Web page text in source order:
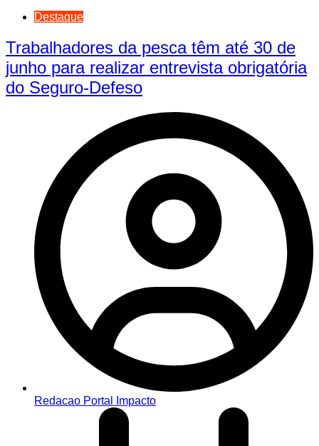
Destaque
Trabalhadores da pesca têm até 30 de
junho para realizar entrevista obrigatória
do Seguro-Defeso
Redacao Portal Impacto